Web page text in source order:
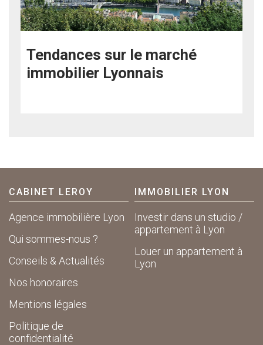
Tendances sur le marché
immobilier Lyonnais
CABINET LEROY
Agence immobilière Lyon
Qui sommes-nous ?
Conseils & Actualités
Nos honoraires
Mentions légales
Politique de
confidentialité
IMMOBILIER LYON
Investir dans un studio /
appartement à Lyon
Louer un appartement à
Lyon